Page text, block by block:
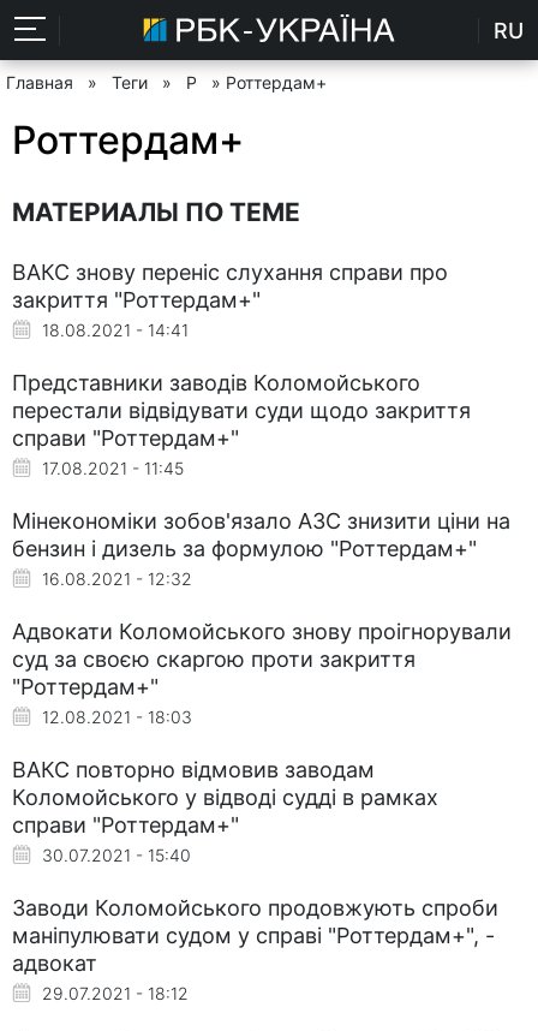
RU
Главная » Теги » Р » Роттердам+
Роттердам+
МАТЕРИАЛЫ ПО ТЕМЕ
ВАКС знову переніс слухання справи про
закриття "Роттердам+"
18.08.2021 - 14:41
Представники заводів Коломойського
перестали відвідувати суди щодо закриття
справи "Роттердам+"
17.08.2021 - 11:45
Мінекономіки зобов'язало АЗС знизити ціни на
бензин і дизель за формулою "Роттердам+"
16.08.2021 - 12:32
Адвокати Коломойського знову проігнорували
суд за своєю скаргою проти закриття
"Роттердам+"
12.08.2021 - 18:03
ВАКС повторно відмовив заводам
Коломойського у відводі судді в рамках
справи "Роттердам+"
30.07.2021 - 15:40
Заводи Коломойського продовжують спроби
маніпулювати судом у справі "Роттердам+", -
адвокат
29.07.2021 - 18:12